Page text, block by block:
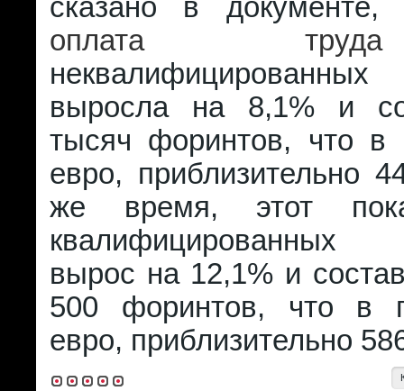
сказано в документе,
оплата труда
выросла на 8,1% и
тысяч форинтов, что в
евро, приблизительно
же время, этот
квалифицированных
вырос на 12,1% и
500 форинтов, что в
евро, приблизительно